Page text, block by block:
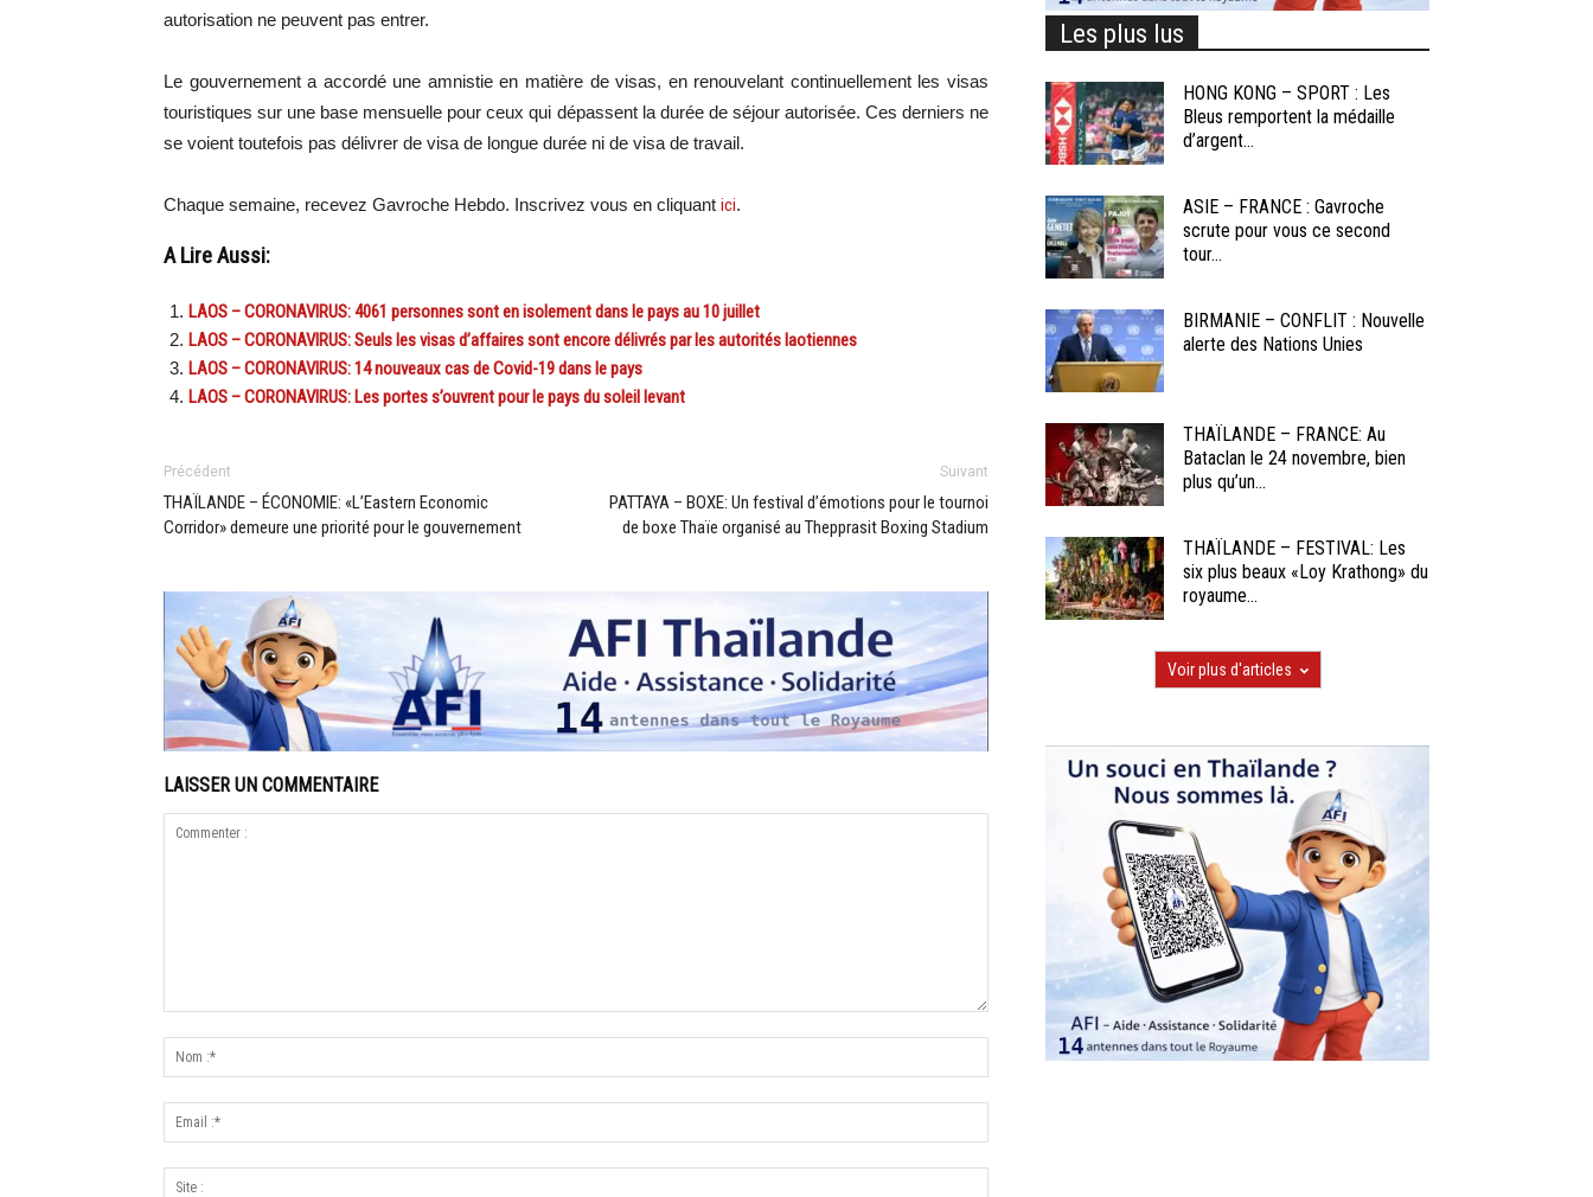
autorisation ne peuvent pas entrer.
Le gouvernement a accordé une amnistie en matière de visas, en renouvelant continuellement les visas
touristiques sur une base mensuelle pour ceux qui dépassent la durée de séjour autorisée. Ces derniers ne
se voient toutefois pas délivrer de visa de longue durée ni de visa de travail.
Chaque semaine, recevez Gavroche Hebdo. Inscrivez vous en cliquant ici.
A Lire Aussi:
LAOS – CORONAVIRUS: 4061 personnes sont en isolement dans le pays au 10 juillet
LAOS – CORONAVIRUS: Seuls les visas d’affaires sont encore délivrés par les autorités laotiennes
LAOS – CORONAVIRUS: 14 nouveaux cas de Covid-19 dans le pays
LAOS – CORONAVIRUS: Les portes s’ouvrent pour le pays du soleil levant
Précédent
THAÏLANDE – ÉCONOMIE: «L’Eastern Economic
Corridor» demeure une priorité pour le gouvernement
Suivant
PATTAYA – BOXE: Un festival d’émotions pour le tournoi
de boxe Thaïe organisé au Thepprasit Boxing Stadium
LAISSER UN COMMENTAIRE
Les plus lus
HONG KONG – SPORT : Les
Bleus remportent la médaille
d’argent...
ASIE – FRANCE : Gavroche
scrute pour vous ce second
tour...
BIRMANIE – CONFLIT : Nouvelle
alerte des Nations Unies
THAÏLANDE – FRANCE: Au
Bataclan le 24 novembre, bien
plus qu’un...
THAÏLANDE – FESTIVAL: Les
six plus beaux «Loy Krathong» du
royaume...
Voir plus d'articles